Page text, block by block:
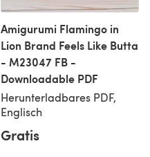
Amigurumi Flamingo in
Lion Brand Feels Like Butta
- M23047 FB -
Downloadable PDF
Herunterladbares PDF,
Englisch
Gratis